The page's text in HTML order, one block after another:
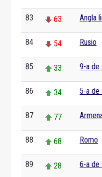
83 63 Angla
84 54 Rusio
85 33 9-a de
86 34 5-a de
87 77
88 68 Romo
89 28 6-a de